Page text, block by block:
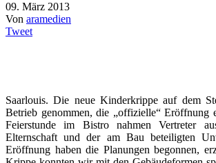
09. März 2013
Von aramedien
Tweet
Saarlouis. Die neue Kinderkrippe auf dem
Betrieb genommen, die „offizielle“ Eröffnung
Feierstunde im Bistro nahmen Vertreter
Elternschaft und der am Bau beteiligten
Eröffnung haben die Planungen begonnen,